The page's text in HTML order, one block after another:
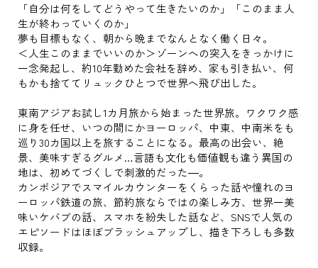
「自分は何をしてどうやって生きたいのか」「このまま人
生が終わっていくのか」
夢も目標もなく、朝から晩までなんとなく働く日々。
＜人生このままでいいのか＞ゾーンへの突入をきっかけに
一念発起し、約10年勤めた会社を辞め、家も引き払い、何
もかも捨ててリュックひとつで世界へ飛び出した。
東南アジアお試し1カ月旅から始まった世界旅。ワクワク感
に身を任せ、いつの間にかヨーロッパ、中東、中南米をも
巡り30カ国以上を旅することになる。最高の出会い、絶
景、美味すぎるグルメ…言語も文化も価値観も違う異国の
地は、初めてづくしで刺激的だった―。
カンボジアでスマイルカウンターをくらった話や憧れのヨ
ーロッパ鉄道の旅、節約旅ならではの楽しみ方、世界一美
味いケバブの話、スマホを紛失した話など、SNSで人気の
エピソードはほぼブラッシュアップし、描き下ろしも多数
収録。